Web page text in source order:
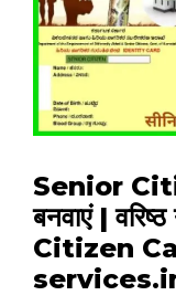
Senior
बनवाएं |
Citizen